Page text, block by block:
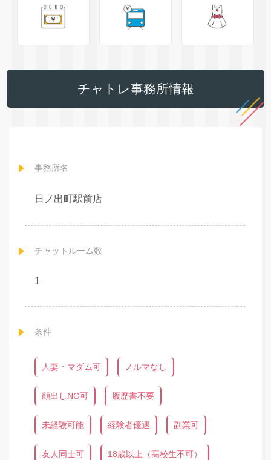
チャトレ事務所情報
事務所名
日ノ出町駅前店
チャットルーム数
1
条件
人妻・マダム可 ノルマなし
顔出しNG可 履歴書不要
未経験可能 経験者優遇 副業可
友人同士可 18歳以上（高校生不可）